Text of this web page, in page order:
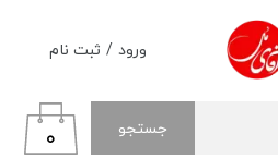
ورود / ثبت نام
جستجو ۰